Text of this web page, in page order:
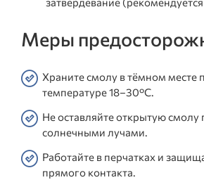
Меры
Храните смолу в тёмном месте
температуре 18–30°C.
Не оставляйте открытую
солнечными лучами.
Работайте в перчатках и
прямого контакта.